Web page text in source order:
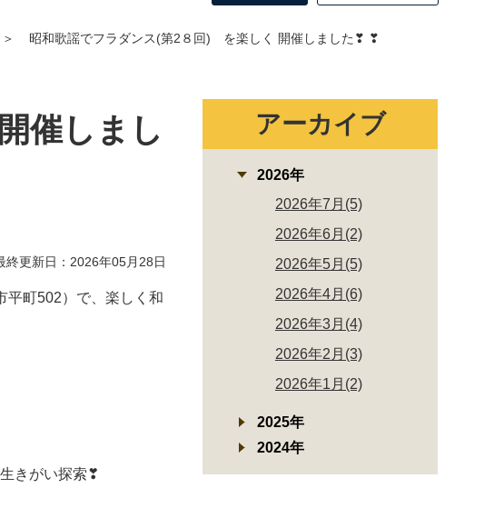
＞ 昭和歌謡でフラダンス(第2８回) を楽しく 開催しました❣ ❣
催しまし
更新日：2026年05月28日
平町502）で、楽しく和
きがい探索❣
アーカイブ
2026年
2026年7月(5)
2026年6月(2)
2026年5月(5)
2026年4月(6)
2026年3月(4)
2026年2月(3)
2026年1月(2)
2025年
2024年